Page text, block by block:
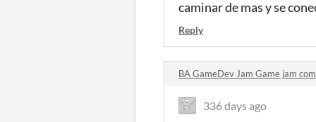
caminar de mas y se
Reply
BA GameDev Jam Game jam
336 days ago